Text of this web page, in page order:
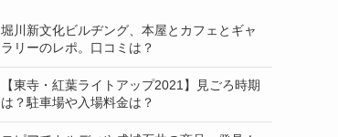
堀川新文化ビルヂング、本屋とカフェとギャ
ラリーのレポ。口コミは？
【東寺・紅葉ライトアップ2021】見ごろ時期
は？駐車場や入場料金は？